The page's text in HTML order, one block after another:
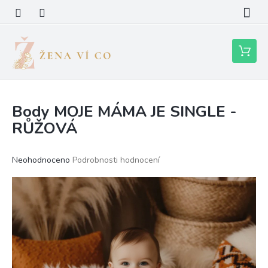
obsah
Nákupní
košík
Body MOJE MÁMA JE SINGLE -
RŮŽOVÁ
Průměrné
produktu
0,0
z
5
hvězdiček.
Neohodnoceno Podrobnosti hodnocení